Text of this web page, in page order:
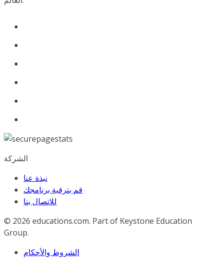
الشركة
نبذة عنا
قم بترقية برنامجك
للاﺗﺼﺎل ﺑﻨﺎ
© 2026 educations.com. Part of Keystone Education
Group.
الشروط والأحكام